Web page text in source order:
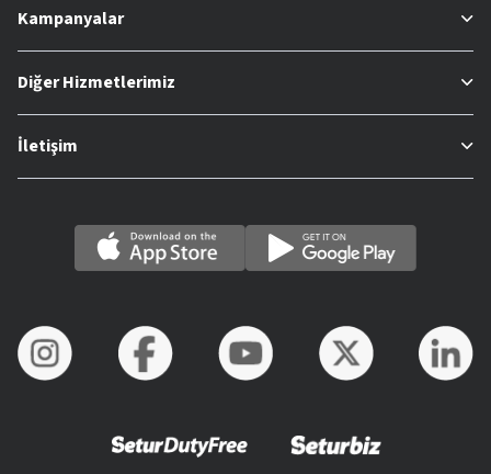
Kampanyalar
Diğer Hizmetlerimiz
İletişim